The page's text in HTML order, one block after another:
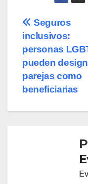
de
entradas
Seguros
inclusivos:
personas
pueden
parejas como
beneficiarias